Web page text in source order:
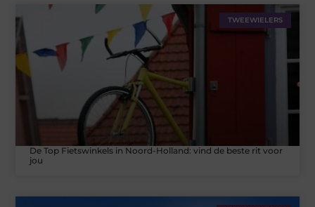
TWEEWIELERS
De Top Fietswinkels in Noord-Holland: vind de beste rit voor
jou